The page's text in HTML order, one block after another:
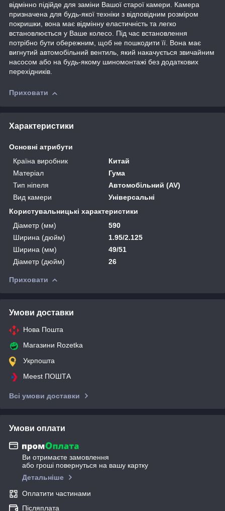
відмінно підійде для заміни Вашої старої камери. Камера
призначена для будь-якої техніки з відповідним розміром
покришки, вона має відмінну еластичність та легко
встановлюється у Ваше колесо. Під час встановлення
потрібно бути обережним, щоб не пошкодити її. Вона має
вигнутий автомобільний вентиль, який накачується звичайним
насосом або на будь-якому шиномонтажі без додаткових
перехідників.
Приховати
Характеристики
Основні атрибути
Країна виробник
Китай
Матеріал
Гума
Тип ніпеля
Автомобільний (AV)
Вид камери
Універсальні
Користувальницькі характеристики
Діаметр (мм)
590
Ширина (дюйм)
1.95/2.125
Ширина (мм)
49/51
Діаметр (дюйм)
26
Приховати
Умови доставки
Нова Пошта
Магазини Rozetka
Укрпошта
Meest ПОШТА
Всі умови доставки
Умови оплати
Ви отримаєте замовлення
або гроші повернуться на вашу картку
Детальніше
Оплатити частинами
Післяплата